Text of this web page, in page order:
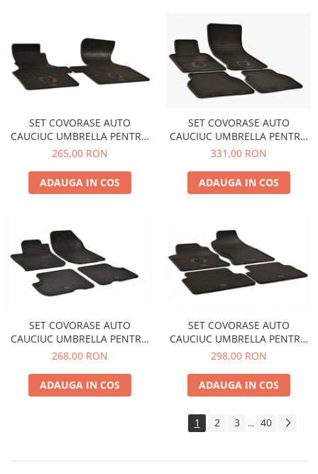
SET COVORASE AUTO
CAUCIUC UMBRELLA PENTRU
VW T4 (1990-2003) - 2 PCS
265,00 RON
ADAUGA IN COS
SET COVORASE AUTO
CAUCIUC UMBRELLA PENTRU
BMW 3er (E 46) (1998-2004)
331,00 RON
ADAUGA IN COS
SET COVORASE AUTO
CAUCIUC UMBRELLA PENTRU
DACIA LOGAN (2004-2012)
2012) DUSTER (2010-2018).
(2018-) MCV (2008-2012)
268,00 RON
ADAUGA IN COS
SET COVORASE AUTO
CAUCIUC UMBRELLA PENTRU
FORD FOCUS I (2001-2006)
298,00 RON
ADAUGA IN COS
1 2 3 ... 40